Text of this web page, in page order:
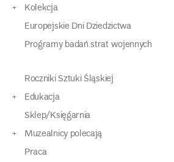
Kolekcja
Europejskie Dni Dziedzictwa
Programy badań strat wojennych
Roczniki Sztuki Śląskiej
Edukacja
Sklep/Księgarnia
Muzealnicy polecają
Praca